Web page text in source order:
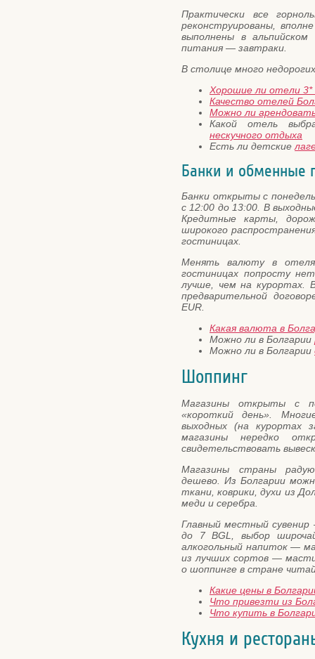
Практически все
реконструированы,
выполнены в
питания — завтраки.
В столице много
Хорошие ли отели 3*
Качество отелей
Можно ли
Какой отель
нескучного отдыха
Есть ли детские
Банки и обменные
Банки открыты с
с 12:00 до 13:00. В
Кредитные карты,
широкого
гостиницах.
Менять валюту в
гостиницах попросту
лучше, чем на курортах.
предварительной
EUR.
Какая валюта в
Можно ли в Болгарии
Можно ли в Болгарии
Шоппинг
Магазины открыты с
«короткий день».
выходных (на курортах
магазины нередко
свидетельствовать
Магазины страны
дешево. Из Болгарии
ткани, коврики, духи из
меди и серебра.
Главный местный
до 7 BGL, выбор
алкогольный напиток —
из лучших сортов —
о шоппинге в стране
Какие цены в
Что привезти из
Что купить в
Кухня и